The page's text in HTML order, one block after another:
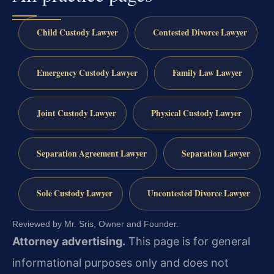
Child Custody Lawyer Contested Divorce Lawyer
Emergency Custody Lawyer Family Law Lawyer
Joint Custody Lawyer Physical Custody Lawyer
Separation Agreement Lawyer Separation Lawyer
Sole Custody Lawyer Uncontested Divorce Lawyer
Reviewed by Mr. Sris, Owner and Founder.
Attorney advertising. This page is for general
informational purposes only and does not